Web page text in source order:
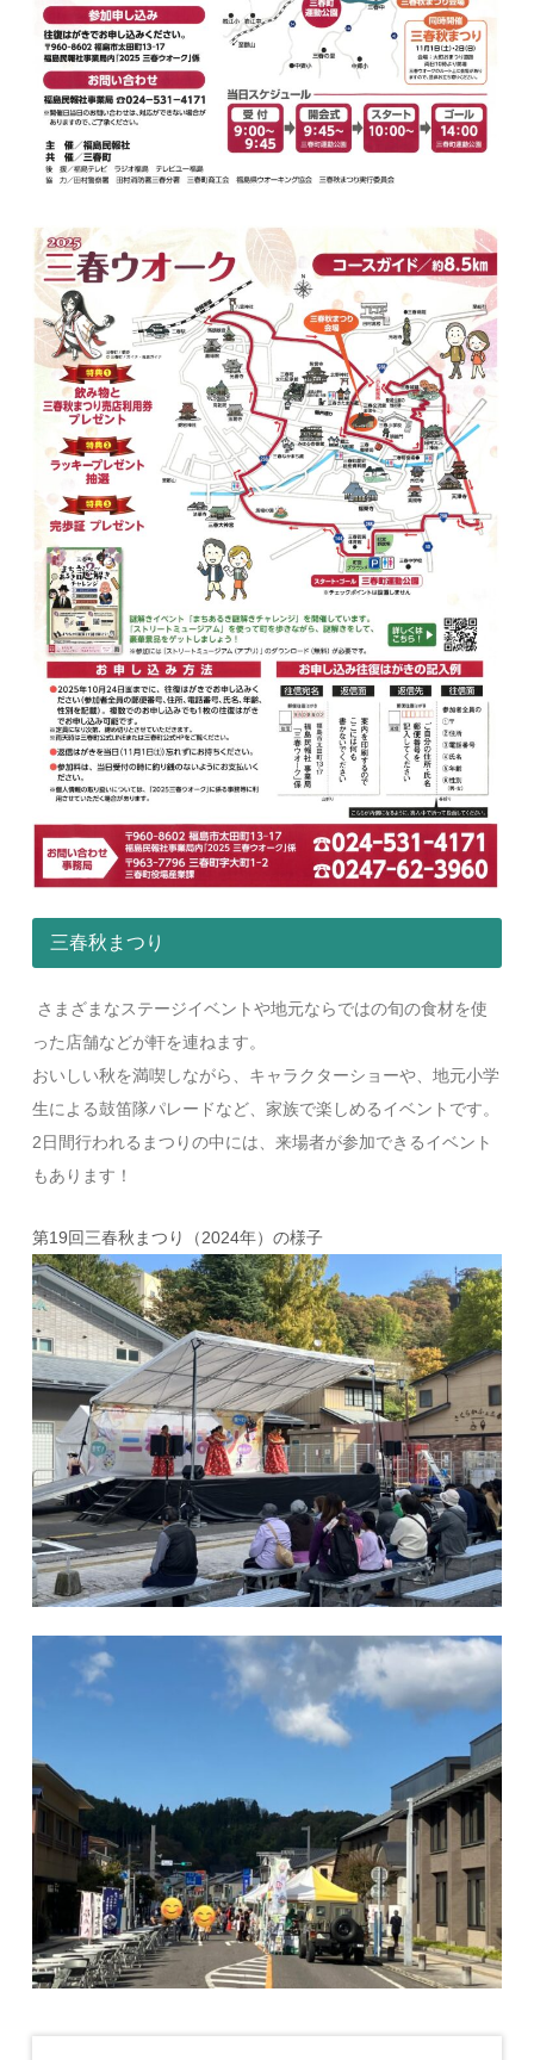
三春秋まつり
さまざまなステージイベントや地元ならではの旬の食材を使
った店舗などが軒を連ねます。
おいしい秋を満喫しながら、キャラクターショーや、地元小学
生による鼓笛隊パレードなど、家族で楽しめるイベントです。
2日間行われるまつりの中には、来場者が参加できるイベント
もあります！
第19回三春秋まつり（2024年）の様子